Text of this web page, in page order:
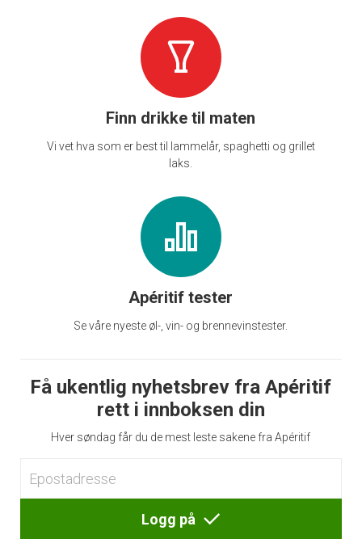
Finn drikke til maten
Vi vet hva som er best til lammelår, spaghetti og grillet
laks.
Apéritif tester
Se våre nyeste øl-, vin- og brennevinstester.
Få ukentlig nyhetsbrev fra Apéritif
rett i innboksen din
Hver søndag får du de mest leste sakene fra Apéritif
Logg på